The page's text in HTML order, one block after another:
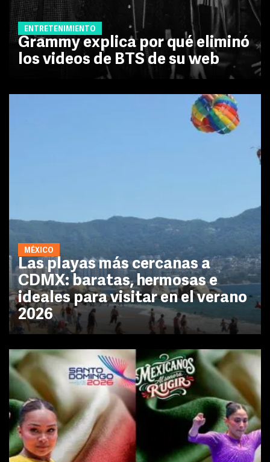
ENTRETENIMIENTO
Grammy explica por qué eliminó
los videos de BTS de su web
MÉXICO
Las playas más cercanas a
CDMX: baratas, hermosas e
ideales para visitar en el verano
2026